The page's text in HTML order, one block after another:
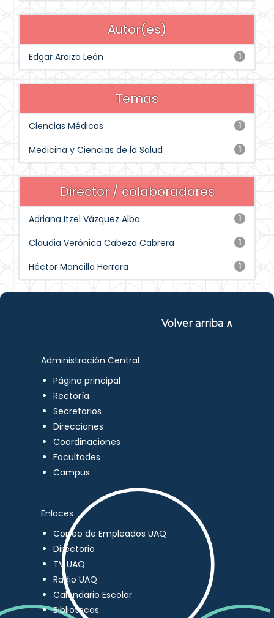
Autor(es)
1
Edgar Araiza León
Temas
1
Ciencias Médicas
1
Medicina y Ciencias de la Salud
Director / colaboradores
1
Adriana Itzel Vázquez Alba
1
Claudia Verónica Cabeza Cabrera
1
Héctor Mancilla Herrera
Volver arriba ∧
Administración Central
Página principal
Rectoría
Secretarios
Direcciones
Coordinaciones
Facultades
Campus
Enlaces
Correo de Empleados UAQ
Directorio
TV UAQ
Radio UAQ
Calendario Escolar
Bibliotecas